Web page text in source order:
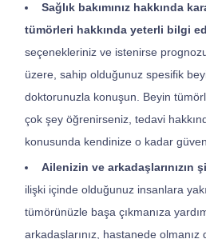
Sağlık bakımınız hakkında
tümörleri hakkında yeterli bilgi
seçenekleriniz ve istenirse
üzere, sahip olduğunuz spesifik
doktorunuzla konuşun. Beyin
çok şey öğrenirseniz, tedavi
konusunda kendinize o kadar
Ailenizin ve arkadaşlarınızın
ilişki içinde olduğunuz insanlara
tümörünüzle başa çıkmanıza
arkadaşlarınız, hastanede